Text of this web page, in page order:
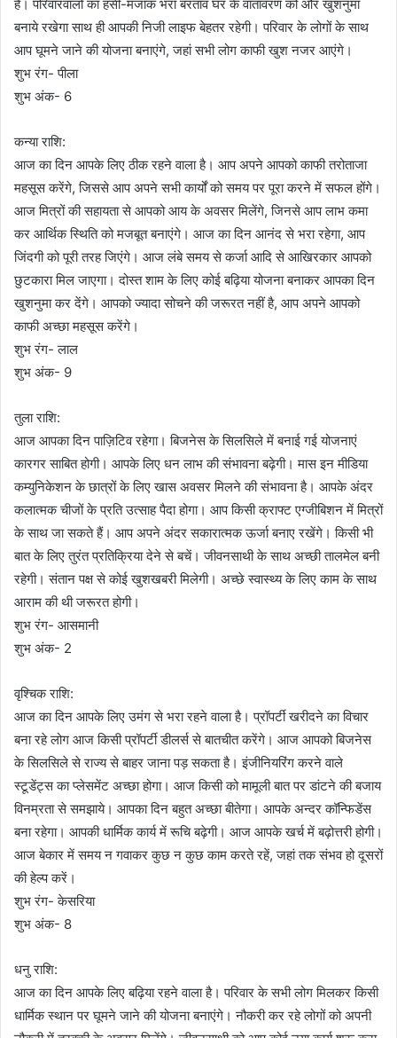
है। परिवारवालों का हंसी-मजाक भरा बरताव घर के वातावरण को और खुशनुमा
बनाये रखेगा साथ ही आपकी निजी लाइफ बेहतर रहेगी। परिवार के लोगों के साथ
आप घूमने जाने की योजना बनाएंगे, जहां सभी लोग काफी खुश नजर आएंगे।
शुभ रंग- पीला
शुभ अंक- 6
कन्या राशि:
आज का दिन आपके लिए ठीक रहने वाला है। आप अपने आपको काफी तरोताजा
महसूस करेंगे, जिससे आप अपने सभी कार्यों को समय पर पूरा करने में सफल होंगे।
आज मित्रों की सहायता से आपको आय के अवसर मिलेंगे, जिनसे आप लाभ कमा
कर आर्थिक स्थिति को मजबूत बनाएंगे। आज का दिन आनंद से भरा रहेगा, आप
जिंदगी को पूरी तरह जिएंगे। आज लंबे समय से कर्जा आदि से आखिरकार आपको
छुटकारा मिल जाएगा। दोस्त शाम के लिए कोई बढ़िया योजना बनाकर आपका दिन
खुशनुमा कर देंगे। आपको ज्यादा सोचने की जरूरत नहीं है, आप अपने आपको
काफी अच्छा महसूस करेंगे।
शुभ रंग- लाल
शुभ अंक- 9
तुला राशि:
आज आपका दिन पाज़िटिव रहेगा। बिजनेस के सिलसिले में बनाई गई योजनाएं
कारगर साबित होगी। आपके लिए धन लाभ की संभावना बढ़ेगी। मास इन मीडिया
कम्युनिकेशन के छात्रों के लिए खास अवसर मिलने की संभावना है। आपके अंदर
कलात्मक चीजों के प्रति उत्साह पैदा होगा। आप किसी क्राफ्ट एग्जीबिशन में मित्रों
के साथ जा सकते हैं। आप अपने अंदर सकारात्मक ऊर्जा बनाए रखेंगे। किसी भी
बात के लिए तुरंत प्रतिक्रिया देने से बचें। जीवनसाथी के साथ अच्छी तालमेल बनी
रहेगी। संतान पक्ष से कोई खुशखबरी मिलेगी। अच्छे स्वास्थ्य के लिए काम के साथ
आराम की थी जरूरत होगी।
शुभ रंग- आसमानी
शुभ अंक- 2
वृश्चिक राशि:
आज का दिन आपके लिए उमंग से भरा रहने वाला है। प्रॉपर्टी खरीदने का विचार
बना रहे लोग आज किसी प्रॉपर्टी डीलर्स से बातचीत करेंगे। आज आपको बिजनेस
के सिलसिले से राज्य से बाहर जाना पड़ सकता है। इंजीनियरिंग करने वाले
स्टूडेंट्स का प्लेसमेंट अच्छा होगा। आज किसी को मामूली बात पर डांटने की बजाय
विनम्रता से समझाये। आपका दिन बहुत अच्छा बीतेगा। आपके अन्दर कॉन्फिडेंस
बना रहेगा। आपकी धार्मिक कार्य में रूचि बढ़ेगी। आज आपके खर्च में बढ़ोत्तरी होगी।
आज बेकार में समय न गवाकर कुछ न कुछ काम करते रहें, जहां तक संभव हो दूसरों
की हेल्प करें।
शुभ रंग- केसरिया
शुभ अंक- 8
धनु राशि:
आज का दिन आपके लिए बढ़िया रहने वाला है। परिवार के सभी लोग मिलकर किसी
धार्मिक स्थान पर घूमने जाने की योजना बनाएंगे। नौकरी कर रहे लोगों को अपनी